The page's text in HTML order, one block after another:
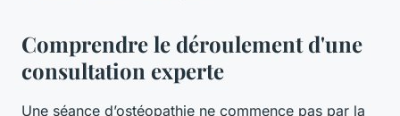
Comprendre le déroulement d'une
consultation experte
Une séance d’ostéopathie ne commence pas par la